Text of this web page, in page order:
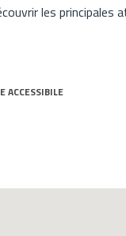
les principales
ACCESSIBILE